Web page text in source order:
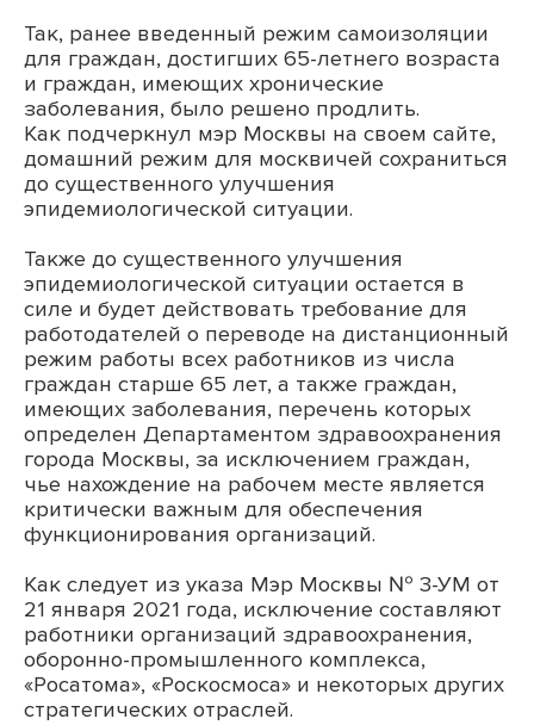
Так, ранее введенный режим самоизоляции
для граждан, достигших 65-летнего возраста
и граждан, имеющих хронические
заболевания, было решено продлить.
Как подчеркнул мэр Москвы на своем сайте,
домашний режим для москвичей сохраниться
до существенного улучшения
эпидемиологической ситуации.
Также до существенного улучшения
эпидемиологической ситуации остается в
силе и будет действовать требование для
работодателей о переводе на дистанционный
режим работы всех работников из числа
граждан старше 65 лет, а также граждан,
имеющих заболевания, перечень которых
определен Департаментом здравоохранения
города Москвы, за исключением граждан,
чье нахождение на рабочем месте является
критически важным для обеспечения
функционирования организаций.
Как следует из указа Мэр Москвы № 3-УМ от
21 января 2021 года, исключение составляют
работники организаций здравоохранения,
оборонно-промышленного комплекса,
«Росатома», «Роскосмоса» и некоторых других
стратегических отраслей.